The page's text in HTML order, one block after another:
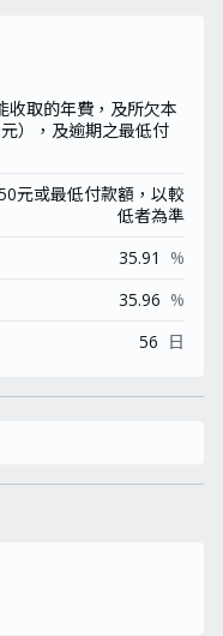
收取的年費，及所欠本
），及逾期之最低付
元或最低付款額，以較
低者為準
35.91
%
35.96 %
56 日